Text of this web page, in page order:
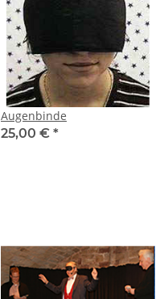
Augenbinde
25,00 € *